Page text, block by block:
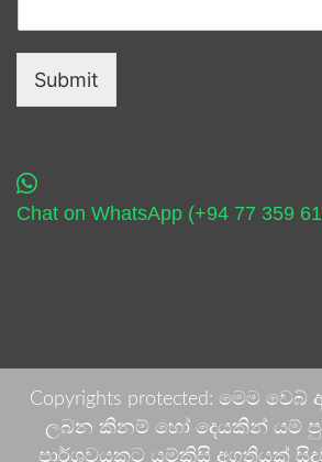
Submit
Chat on WhatsApp (+94 77 359
Copyrights protected: මෙම
ලබන කිනම් හෝ දෙයකින් යම්
පාර්ශවයකට යම්කිසි අගතියක්